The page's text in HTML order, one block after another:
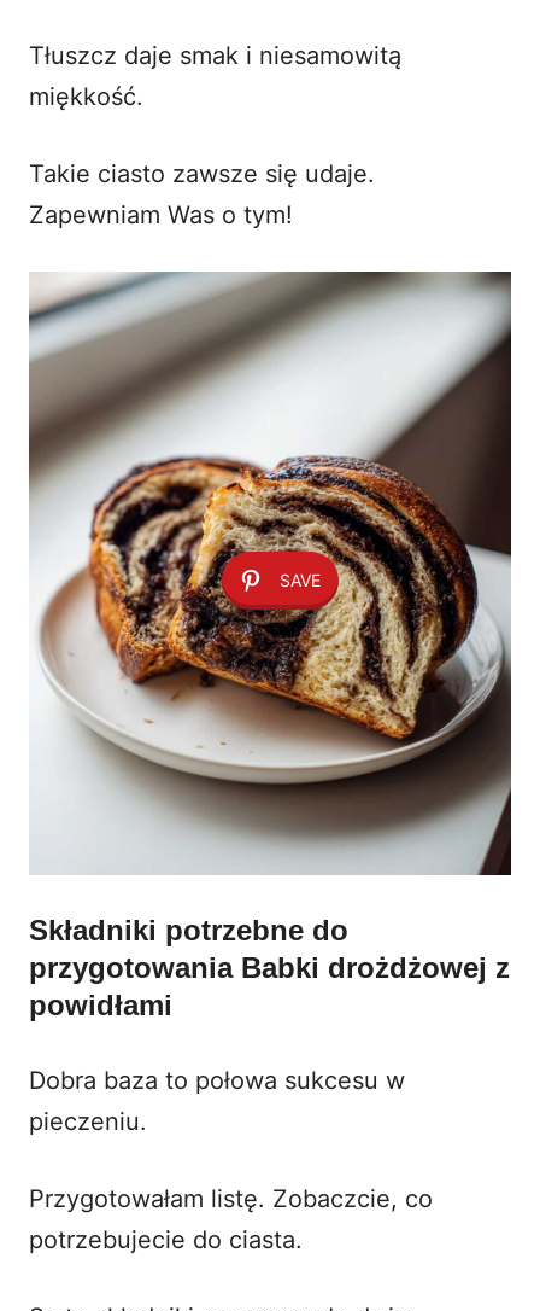
Tłuszcz daje smak i niesamowitą
miękkość.
Takie ciasto zawsze się udaje.
Zapewniam Was o tym!
SAVE
Składniki potrzebne do
przygotowania Babki drożdżowej z
powidłami
Dobra baza to połowa sukcesu w
pieczeniu.
Przygotowałam listę. Zobaczcie, co
potrzebujecie do ciasta.